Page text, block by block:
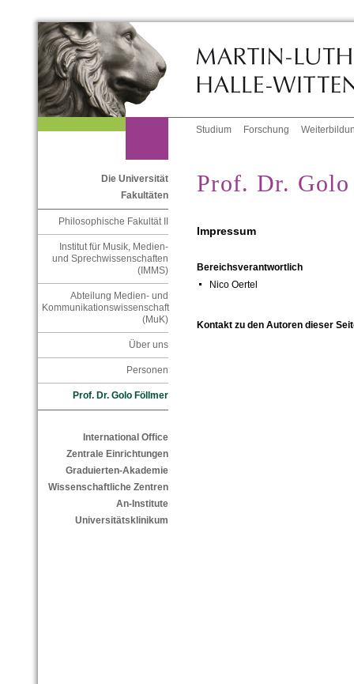
Studium Forschung
Die Universität
Fakultäten
Philosophische Fakultät II
Institut für Musik, Medien-
und Sprechwissenschaften
(IMMS)
Abteilung Medien- und
Kommunikationswissenschaft
(MuK)
Über uns
Personen
Prof. Dr. Golo Föllmer
International Office
Zentrale Einrichtungen
Graduierten-Akademie
Wissenschaftliche Zentren
An-Institute
Universitätsklinikum
Prof. Dr.
Impressum
Bereichsverantwortlich
Nico Oertel
Kontakt zu den Autoren dieser